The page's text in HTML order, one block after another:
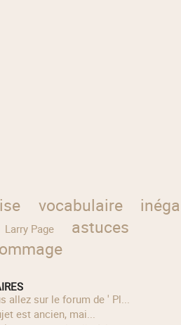
vocabulaire
Larry Page
astuces
allez sur le forum de ' Pl...
est ancien, mai...